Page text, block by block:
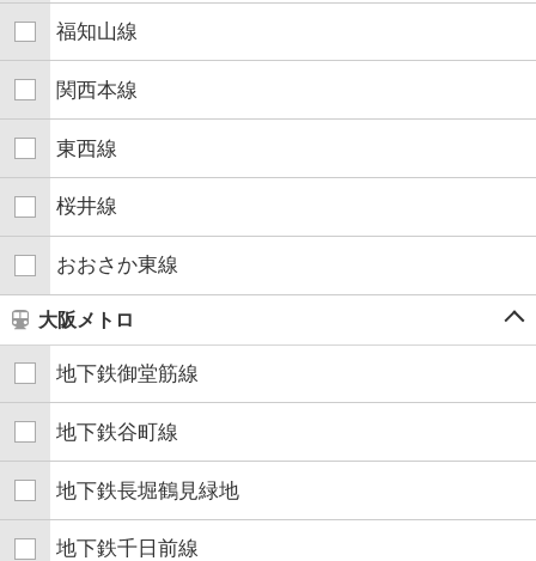
福知山線
関西本線
東西線
桜井線
おおさか東線
大阪メトロ
地下鉄御堂筋線
地下鉄谷町線
地下鉄長堀鶴見緑地
地下鉄千日前線